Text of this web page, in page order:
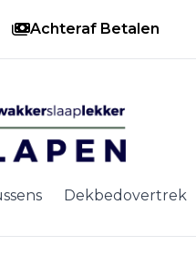
Achteraf Betalen
Dekbedovertrek